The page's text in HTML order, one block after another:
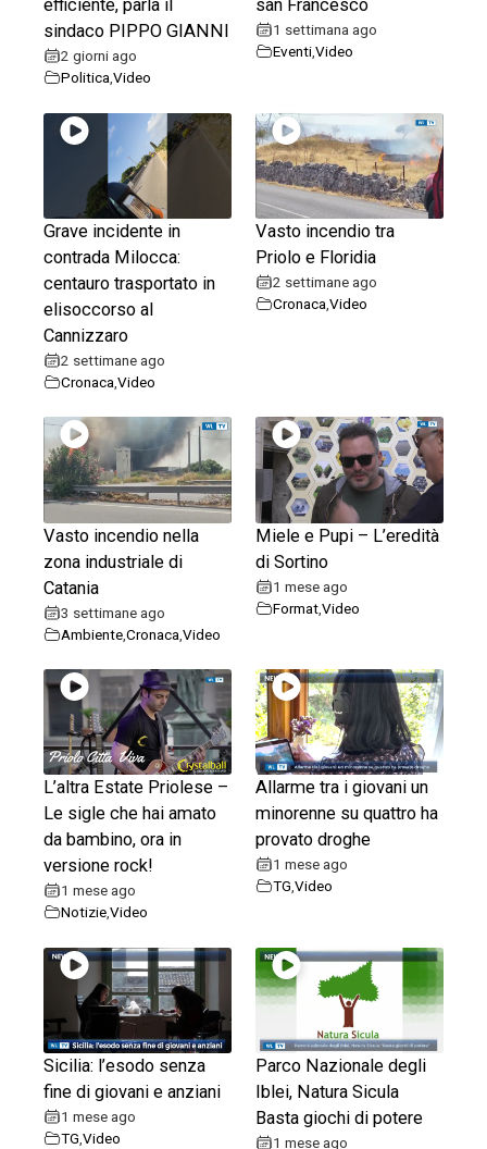
efficiente, parla il
sindaco PIPPO GIANNI
2 giorni ago
Politica Video
san Francesco
1 settimana ago
Eventi,Video
Grave incidente in
contrada Milocca:
centauro trasportato in
elisoccorso al
Cannizzaro
2 settimane ago
Cronaca Video
Vasto incendio tra
Priolo e Floridia
2 settimane ago
Cronaca ,Video
Vasto incendio nella
zona industriale di
Catania
3 settimane ago
AmbienteCronaca Video
Miele e Pupi – L’eredità
di Sortino
1 mese ago
Format,Video
L’altra Estate Priolese –
Le sigle che hai amato
da bambino, ora in
versione rock!
1 mese ago
NotizieVideo
Allarme tra i giovani un
minorenne su quattro ha
provato droghe
1 mese ago
TG ,Video
Sicilia: l’esodo senza
fine di giovani e anziani
1 mese ago
TG Video
Parco Nazionale degli
Iblei, Natura Sicula
Basta giochi di potere
1 mese ago